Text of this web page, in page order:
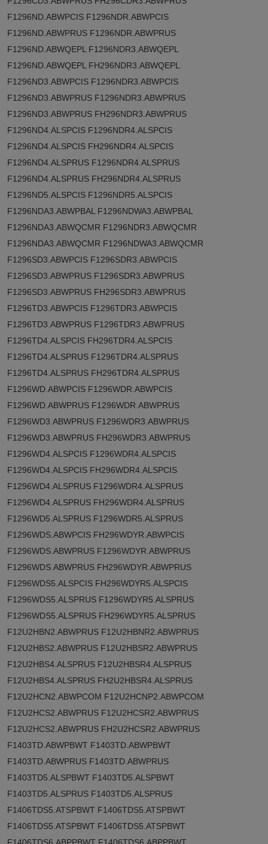
F1296ND.ABWPCIS F1296NDR.ABWPCIS
F1296ND.ABWPRUS F1296NDR.ABWPRUS
F1296ND.ABWQEPL F1296NDR3.ABWQEPL
F1296ND.ABWQEPL FH296NDR3.ABWQEPL
F1296ND3.ABWPCIS F1296NDR3.ABWPCIS
F1296ND3.ABWPRUS F1296NDR3.ABWPRUS
F1296ND3.ABWPRUS FH296NDR3.ABWPRUS
F1296ND4.ALSPCIS F1296NDR4.ALSPCIS
F1296ND4.ALSPCIS FH296NDR4.ALSPCIS
F1296ND4.ALSPRUS F1296NDR4.ALSPRUS
F1296ND4.ALSPRUS FH296NDR4.ALSPRUS
F1296ND5.ALSPCIS F1296NDR5.ALSPCIS
F1296NDA3.ABWPBAL F1296NDWA3.ABWPBAL
F1296NDA3.ABWQCMR F1296NDR3.ABWQCMR
F1296NDA3.ABWQCMR F1296NDWA3.ABWQCMR
F1296SD3.ABWPCIS F1296SDR3.ABWPCIS
F1296SD3.ABWPRUS F1296SDR3.ABWPRUS
F1296SD3.ABWPRUS FH296SDR3.ABWPRUS
F1296TD3.ABWPCIS F1296TDR3.ABWPCIS
F1296TD3.ABWPRUS F1296TDR3.ABWPRUS
F1296TD4.ALSPCIS FH296TDR4.ALSPCIS
F1296TD4.ALSPRUS F1296TDR4.ALSPRUS
F1296TD4.ALSPRUS FH296TDR4.ALSPRUS
F1296WD.ABWPCIS F1296WDR.ABWPCIS
F1296WD.ABWPRUS F1296WDR.ABWPRUS
F1296WD3.ABWPRUS F1296WDR3.ABWPRUS
F1296WD3.ABWPRUS FH296WDR3.ABWPRUS
F1296WD4.ALSPCIS F1296WDR4.ALSPCIS
F1296WD4.ALSPCIS FH296WDR4.ALSPCIS
F1296WD4.ALSPRUS F1296WDR4.ALSPRUS
F1296WD4.ALSPRUS FH296WDR4.ALSPRUS
F1296WD5.ALSPRUS F1296WDR5.ALSPRUS
F1296WDS.ABWPCIS FH296WDYR.ABWPCIS
F1296WDS.ABWPRUS F1296WDYR.ABWPRUS
F1296WDS.ABWPRUS FH296WDYR.ABWPRUS
F1296WDS5.ALSPCIS FH296WDYR5.ALSPCIS
F1296WDS5.ALSPRUS F1296WDYR5.ALSPRUS
F1296WDS5.ALSPRUS FH296WDYR5.ALSPRUS
F12U2HBN2.ABWPRUS F12U2HBNR2.ABWPRUS
F12U2HBS2.ABWPRUS F12U2HBSR2.ABWPRUS
F12U2HBS4.ALSPRUS F12U2HBSR4.ALSPRUS
F12U2HBS4.ALSPRUS FH2U2HBSR4.ALSPRUS
F12U2HCN2.ABWPCOM F12U2HCNP2.ABWPCOM
F12U2HCS2.ABWPRUS F12U2HCSR2.ABWPRUS
F12U2HCS2.ABWPRUS FH2U2HCSR2.ABWPRUS
F1403TD.ABWPBWT F1403TD.ABWPBWT
F1403TD.ABWPRUS F1403TD.ABWPRUS
F1403TD5.ALSPBWT F1403TD5.ALSPBWT
F1403TD5.ALSPRUS F1403TD5.ALSPRUS
F1406TDS5.ATSPBWT F1406TDS5.ATSPBWT
F1406TDS5.ATSPBWT F1406TDS5.ATSPBWT